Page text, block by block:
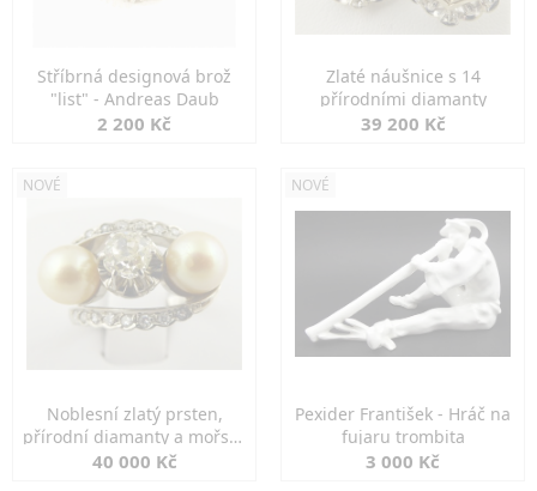
Stříbrná designová brož
"list" - Andreas Daub
2 200 Kč
Zlaté náušnice s 14
přírodními diamanty
39 200 Kč
NOVÉ
Noblesní zlatý prsten,
přírodní diamanty a mořské
perly
40 000 Kč
NOVÉ
Pexider František - Hráč na
fujaru trombita
3 000 Kč